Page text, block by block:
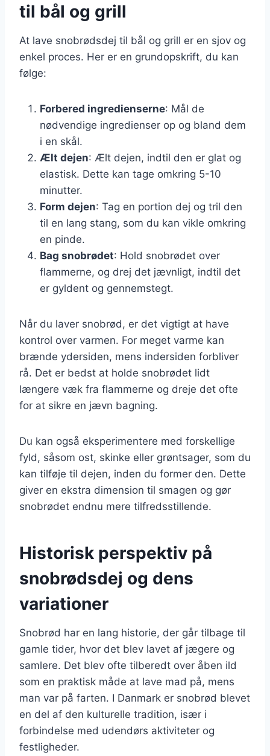
til bål og grill
At lave snobrødsdej til bål og grill er en sjov og
enkel proces. Her er en grundopskrift, du kan
følge:
Forbered ingredienserne: Mål de
nødvendige ingredienser op og bland dem
i en skål.
Ælt dejen: Ælt dejen, indtil den er glat og
elastisk. Dette kan tage omkring 5-10
minutter.
Form dejen: Tag en portion dej og tril den
til en lang stang, som du kan vikle omkring
en pinde.
Bag snobrødet: Hold snobrødet over
flammerne, og drej det jævnligt, indtil det
er gyldent og gennemstegt.
Når du laver snobrød, er det vigtigt at have
kontrol over varmen. For meget varme kan
brænde ydersiden, mens indersiden forbliver
rå. Det er bedst at holde snobrødet lidt
længere væk fra flammerne og dreje det ofte
for at sikre en jævn bagning.
Du kan også eksperimentere med forskellige
fyld, såsom ost, skinke eller grøntsager, som du
kan tilføje til dejen, inden du former den. Dette
giver en ekstra dimension til smagen og gør
snobrødet endnu mere tilfredsstillende.
Historisk perspektiv på
snobrødsdej og dens
variationer
Snobrød har en lang historie, der går tilbage til
gamle tider, hvor det blev lavet af jægere og
samlere. Det blev ofte tilberedt over åben ild
som en praktisk måde at lave mad på, mens
man var på farten. I Danmark er snobrød blevet
en del af den kulturelle tradition, især i
forbindelse med udendørs aktiviteter og
festligheder.